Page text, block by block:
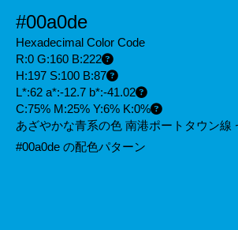
#00a0de
Hexadecimal Color Code
R:0 G:160 B:222
H:197 S:100 B:87
L*:62 a*:-12.7 b*:-41.02
C:75% M:25% Y:6% K:0%
あざやかな青系の色 南港ポートタウン線
#00a0de の配色パターン